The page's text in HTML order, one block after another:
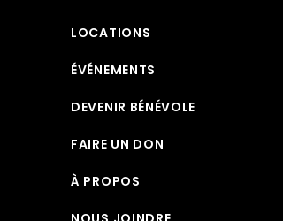
LOCATIONS
ÉVÉNEMENTS
DEVENIR BÉNÉVOLE
FAIRE UN DON
À PROPOS